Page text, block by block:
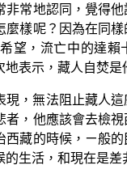
常地認同，覺得
樣呢？因為在同
望，流亡中的達
表示，藏人自焚是
，無法阻止藏人
，他應該會去檢
藏的時候，ㄧ般
生活，和現在是差